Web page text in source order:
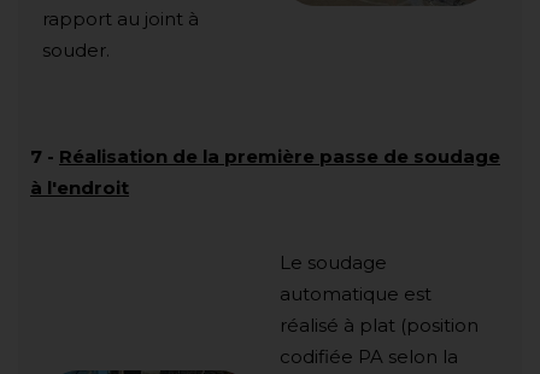
rapport au joint à
souder.
7 - Réalisation de la première passe de soudage
à l'endroit
Le soudage
automatique est
réalisé à plat (position
codifiée PA selon la